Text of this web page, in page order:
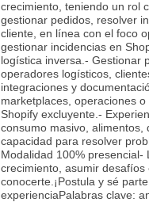
crecimiento, teniendo un rol
gestionar pedidos, resolver
cliente, en línea con el foco
gestionar incidencias en
logística inversa.- Gestionar
operadores logísticos,
integraciones y
marketplaces, operaciones
Shopify excluyente.-
consumo masivo, alimentos,
capacidad para resolver
Modalidad 100%
crecimiento, asumir
conocerte.¡Postula y sé
experienciaPalabras clave: